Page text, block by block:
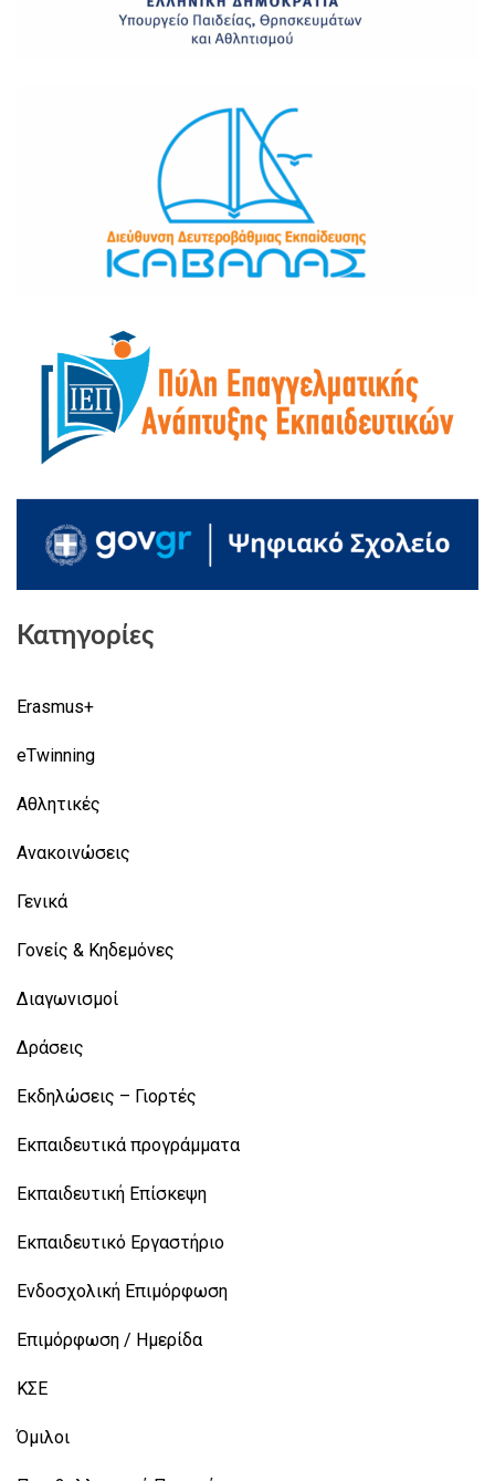
Κατηγορίες
Erasmus+
eTwinning
Αθλητικές
Ανακοινώσεις
Γενικά
Γονείς & Κηδεμόνες
Διαγωνισμοί
Δράσεις
Εκδηλώσεις – Γιορτές
Εκπαιδευτικά προγράμματα
Εκπαιδευτική Επίσκεψη
Εκπαιδευτικό Εργαστήριο
Ενδοσχολική Επιμόρφωση
Επιμόρφωση / Ημερίδα
ΚΣΕ
Όμιλοι